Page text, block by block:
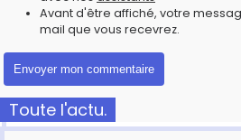
Avant d'être affiché, votre
mail que vous recevrez.
Toute l'actu.